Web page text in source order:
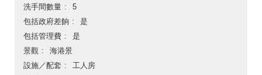
洗手間數量
5
包括政府差餉
是
包括管理費
是
景觀
海港景
設施／配套
工人房